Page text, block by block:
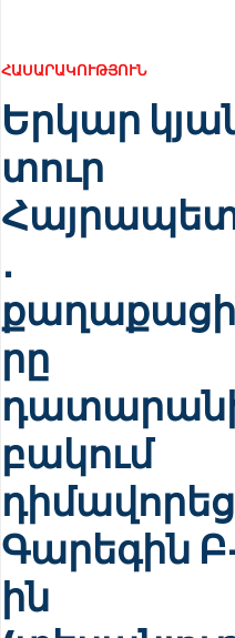
ՀԱՍԱՐԱԿՈՒԹՅՈՒՆ
Երկար
տուր
․
րը
բակում
Գարեգին
ին